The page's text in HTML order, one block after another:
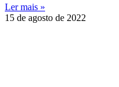
Ler mais »
15 de agosto de 2022